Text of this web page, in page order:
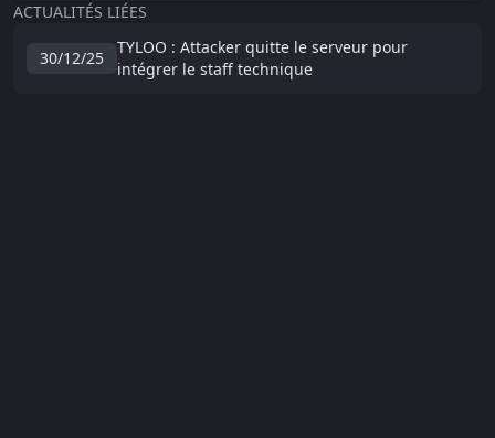
ACTUALITÉS LIÉES
30/12/25
TYLOO : Attacker quitte le serveur pour
intégrer le staff technique